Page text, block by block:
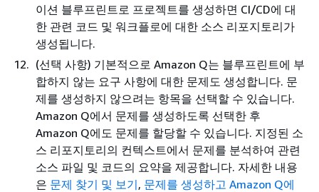
이션 블루프린트로 프로젝트를 생성하면 CI/CD에 대
한 관련 코드 및 워크플로에 대한 소스 리포지토리가
생성됩니다.
(선택 사항) 기본적으로 Amazon Q는 블루프린트에 부
합하지 않는 요구 사항에 대한 문제도 생성합니다. 문
제를 생성하지 않으려는 항목을 선택할 수 있습니다.
Amazon Q에서 문제를 생성하도록 선택한 후
Amazon Q에도 문제를 할당할 수 있습니다. 지정된 소
스 리포지토리의 컨텍스트에서 문제를 분석하여 관련
소스 파일 및 코드의 요약을 제공합니다. 자세한 내용
은 문제 찾기 및 보기, 문제를 생성하고 Amazon Q에